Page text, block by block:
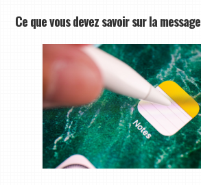
Ce que vous devez savoir sur la